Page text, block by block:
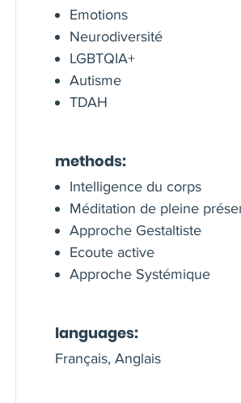
Emotions
Neurodiversité
LGBTQIA+
Autisme
TDAH
methods:
Intelligence du corps
Méditation de pleine
Approche Gestaltiste
Ecoute active
Approche Systémique
languages:
Français, Anglais